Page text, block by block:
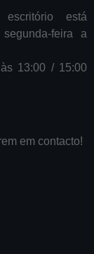
está
feira a
13:00 / 15:00
em contacto!